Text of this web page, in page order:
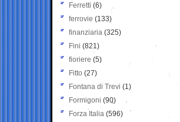
Ferretti (6)
ferrovie (133)
finanziaria (325)
Fini (821)
fioriere (5)
Fitto (27)
Fontana di Trevi (1)
Formigoni (90)
Forza Italia (596)